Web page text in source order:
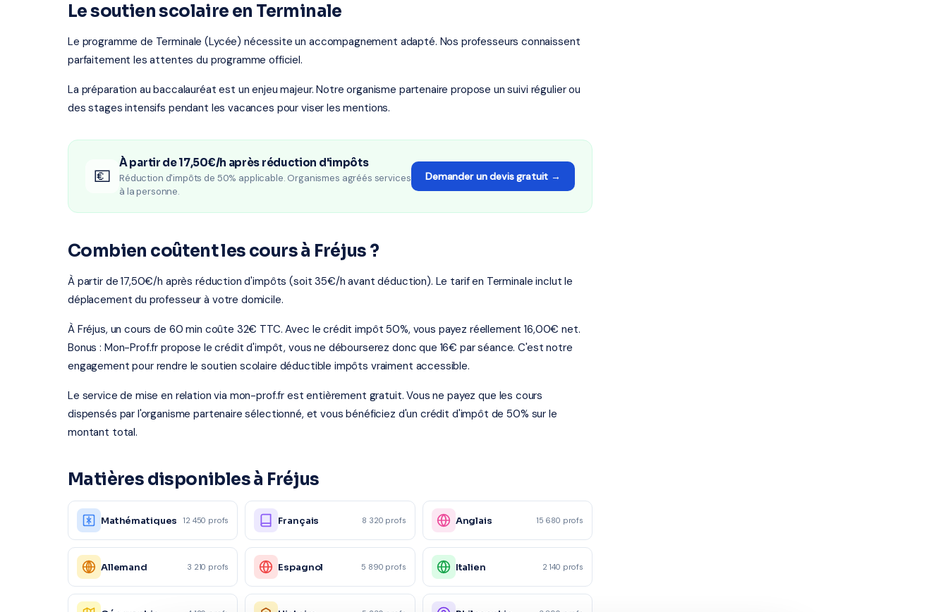
Le soutien scolaire en Terminale
Le programme de Terminale (Lycée) nécessite un accompagnement adapté. Nos professeurs connaissent
parfaitement les attentes du programme officiel.
La préparation au baccalauréat est un enjeu majeur. Notre organisme partenaire propose un suivi régulier ou
des stages intensifs pendant les vacances pour viser les mentions.
💶
À partir de 17,50€/h après réduction d'impôts
Réduction d'impôts de 50% applicable. Organismes agréés services
à la personne.
Demander un devis gratuit →
Combien coûtent les cours à Fréjus ?
À partir de 17,50€/h après réduction d'impôts (soit 35€/h avant déduction). Le tarif en Terminale inclut le
déplacement du professeur à votre domicile.
À Fréjus, un cours de 60 min coûte 32€ TTC. Avec le crédit impôt 50%, vous payez réellement 16,00€ net.
Bonus : Mon-Prof.fr propose le crédit d'impôt, vous ne débourserez donc que 16€ par séance. C'est notre
engagement pour rendre le soutien scolaire déductible impôts vraiment accessible.
Le service de mise en relation via mon-prof.fr est entièrement gratuit. Vous ne payez que les cours
dispensés par l'organisme partenaire sélectionné, et vous bénéficiez d'un crédit d'impôt de 50% sur le
montant total.
Matières disponibles à Fréjus
Mathématiques 12 450 profs Français 8 320 profs Anglais 15 680 profs
Allemand 3 210 profs Espagnol 5 890 profs Italien 2 140 profs